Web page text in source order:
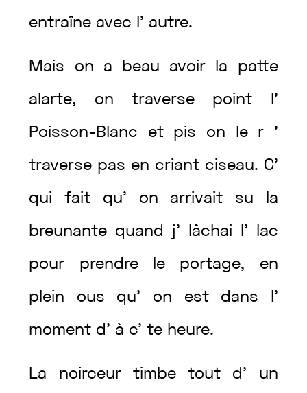
entraîne avec l’ autre.
Mais on a beau avoir la patte
alarte, ontraverse point l’
Poisson-Blanc et pis on le r ’
traverse pas en criant ciseau. C’
quifait qu’ on arrivait su la
breunante quand j’ lâchai l’ lac
pour prendre le portage, en
plein ous qu’ on est dans l’
moment d’ à c’te heure.
La noirceur timbetout d’ un